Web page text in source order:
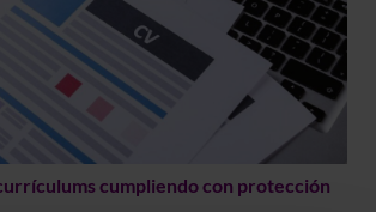
cumpliendo con protección